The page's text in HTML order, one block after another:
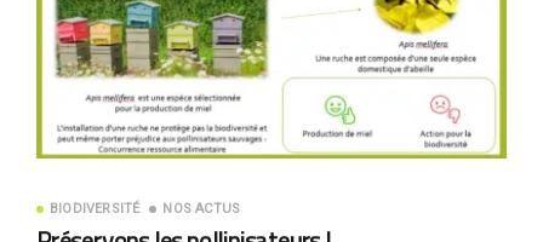
BIODIVERSITÉ NOS ACTUS